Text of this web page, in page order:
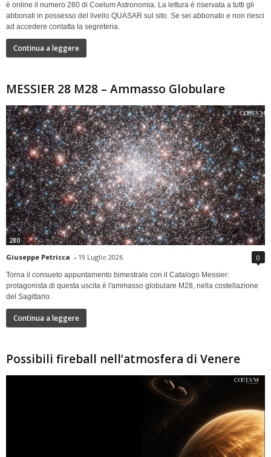
è online il numero 280 di Coelum Astronomia. La lettura è riservata a tutti gli
abbonati in possesso del livello QUASAR sul sito. Se sei abbonato e non riesci
ad accedere contatta la segreteria.
Continua a leggere
MESSIER 28 M28 – Ammasso Globulare
280
Giuseppe Petricca - 19 Luglio 2026 0
Torna il consueto appuntamento bimestrale con il Catalogo Messier:
protagonista di questa uscita è l'ammasso globulare M28, nella costellazione
del Sagittario.
Continua a leggere
Possibili fireball nell’atmosfera di Venere